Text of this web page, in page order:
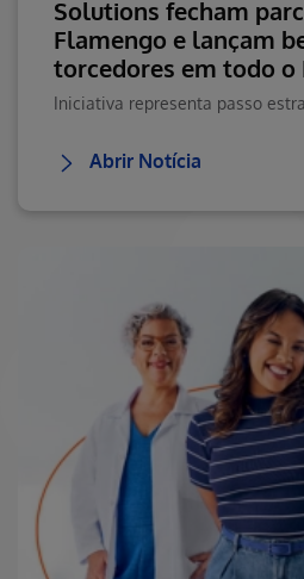
Solutions fecham
Flamengo e lançam
torcedores em todo o
Abrir Notícia